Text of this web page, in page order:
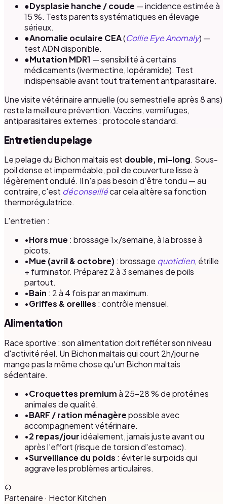
●Dysplasie hanche / coude — incidence estimée à
15 %. Tests parents systématiques en élevage
sérieux.
●Anomalie oculaire CEA(Collie Eye Anomaly) —
test ADN disponible.
●Mutation MDR1 — sensibilité à certains
médicaments (ivermectine, lopéramide). Test
indispensable avant tout traitement antiparasitaire.
Une visite vétérinaire annuelle (ou semestrielle après 8 ans)
reste la meilleure prévention. Vaccins, vermifuges,
antiparasitaires externes : protocole standard.
Entretien du pelage
Le pelage du Bichon maltais est double, mi-long. Sous-
poil dense et imperméable, poil de couverture lisse à
légèrement ondulé. Il n'a pas besoin d'être tondu — au
contraire, c'est déconseillécar cela altère sa fonction
thermorégulatrice.
L'entretien :
•Hors mue : brossage 1×/semaine, à la brosse à
picots.
•Mue (avril & octobre): brossage quotidien, étrille
+ furminator. Préparez 2 à 3 semaines de poils
partout.
•Bain : 2 à 4 fois par an maximum.
•Griffes & oreilles : contrôle mensuel.
Alimentation
Race sportive : son alimentation doit refléter son niveau
d'activité réel. Un Bichon maltais qui court 2h/jour ne
mange pas la même chose qu'un Bichon maltais
sédentaire.
•Croquettes premiumà 25–28 % de protéines
animales de qualité.
•BARF / ration ménagèrepossible avec
accompagnement vétérinaire.
•2 repas/jouridéalement, jamais juste avant ou
après l'effort (risque de torsion d'estomac).
•Surveillance du poids : éviter le surpoids qui
aggrave les problèmes articulaires.
🍲
Partenaire · Hector Kitchen